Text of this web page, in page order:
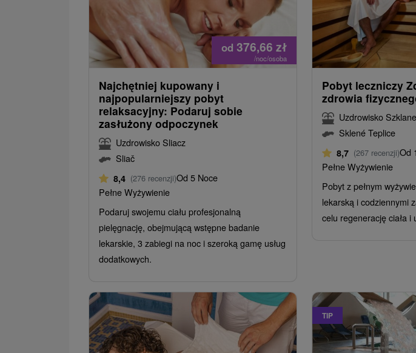
od 376,66 zł
/noc/osoba
Najchętniej kupowany i
najpopularniejszy pobyt
relaksacyjny: Podaruj sobie
zasłużony odpoczynek
Uzdrowisko Sliacz
Sliač
8,4 (276 recenzji)Od 5 Noce
Pełne Wyżywienie
Podaruj swojemu ciału profesjonalną
pielęgnację, obejmującą wstępne badanie
lekarskie, 3 zabiegi na noc i szeroką gamę usług
dodatkowych.
Pobyt leczniczy
zdrowia
Uzdrowisko
Sklené Teplice
8,7 (267 recenzji)Od
Pełne Wyżywienie
Pobyt z pełnym
lekarską i codziennymi
celu regenerację ciała i
TIP